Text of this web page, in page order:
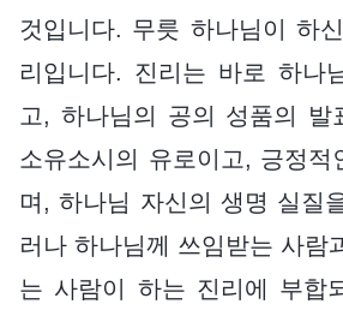
것입니다. 무릇 하나님이 하
리입니다. 진리는 바로 하나
고, 하나님의 공의 성품의 발
소유소시의 유로이고, 긍정적
며, 하나님 자신의 생명 실질
러나 하나님께 쓰임받는 사람
는 사람이 하는 진리에 부합